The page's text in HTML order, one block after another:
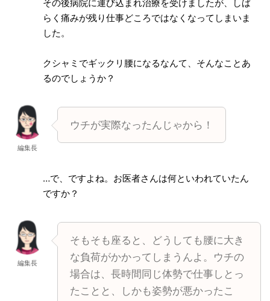
その後病院に運び込まれ治療を受けましたが、しば
らく痛みが残り仕事どころではなくなってしまいま
した。
クシャミでギックリ腰になるなんて、そんなことあ
るのでしょうか？
編集長
ウチが実際なったんじゃから！
…で、ですよね。お医者さんは何といわれていたん
ですか？
編集長
そもそも座ると、どうしても腰に大き
な負荷がかかってしまうんよ。ウチの
場合は、長時間同じ体勢で仕事しとっ
たことと、しかも姿勢が悪かったこ